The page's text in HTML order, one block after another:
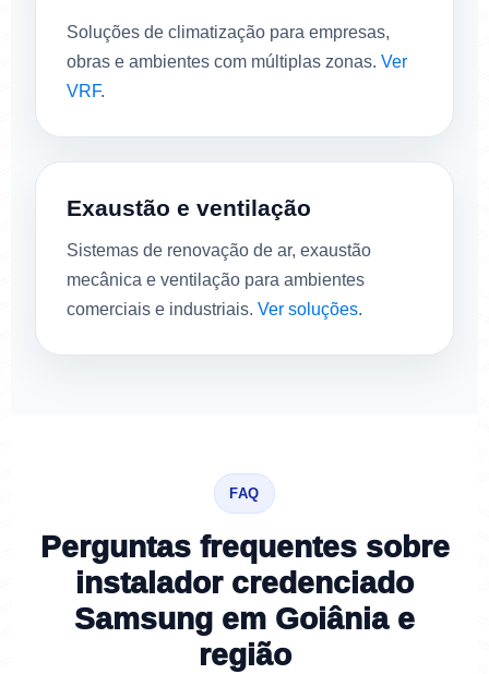
Soluções de climatização para empresas,
obras e ambientes com múltiplas zonas. Ver
VRF.
Exaustão e ventilação
Sistemas de renovação de ar, exaustão
mecânica e ventilação para ambientes
comerciais e industriais. Ver soluções.
FAQ
Perguntas frequentes sobre
instalador credenciado
Samsung em Goiânia e
região